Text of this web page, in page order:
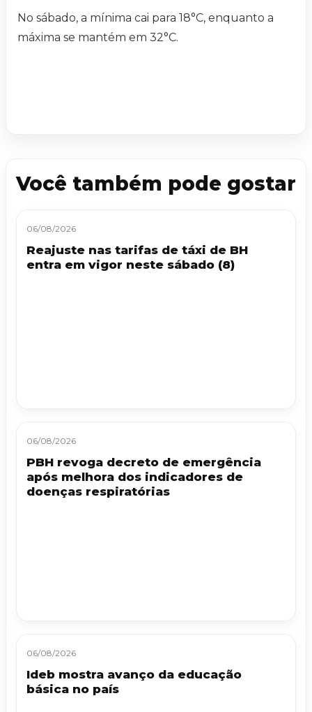
No sábado, a mínima cai para 18°C, enquanto a
máxima se mantém em 32°C.
Você também pode gostar
06/08/2026
Reajuste nas tarifas de táxi de BH
entra em vigor neste sábado (8)
06/08/2026
PBH revoga decreto de emergência
após melhora dos indicadores de
doenças respiratórias
06/08/2026
Ideb mostra avanço da educação
básica no país